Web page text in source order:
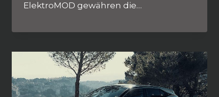
ElektroMOD gewähren die…